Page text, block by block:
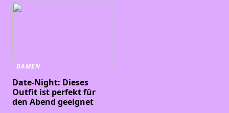
DAMEN
Date-Night: Dieses
Outfit ist perfekt für
den Abend geeignet